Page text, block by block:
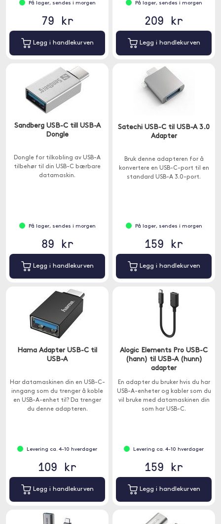
På lager, sendes i morgen
79 kr
Legg i handlekurven
På lager, sendes i morgen
209 kr
Legg i handlekurven
Sandberg USB-C till USB-A
Dongle
Dongle for tilkobling av USB-A
tilbehør til din USB-C bærbare
datamaskin.
På lager, sendes i morgen
89 kr
Legg i handlekurven
Satechi USB-C til USB-A 3.0
Adapter
Bruk denne adapteren for å
konvertere en USB-C-port til en
standard USB-A 3.0-port.
På lager, sendes i morgen
159 kr
Legg i handlekurven
Hama Adapter USB-C til
USB-A
Har datamaskinen din en USB-C-
inngang som du trenger å koble
en USB-A-enhet til? Da trenger
du denne adapteren.
Levering ca. 4-10 hverdager
109 kr
Legg i handlekurven
Alogic Elements Pro USB-C
(hann) til USB-A (hunn)
adapter
En adapter du bruker hvis du har
USB-A-enheter og kabler som du
vil bruke med datamaskinen din
som har USB-C.
Levering ca. 4-10 hverdager
159 kr
Legg i handlekurven